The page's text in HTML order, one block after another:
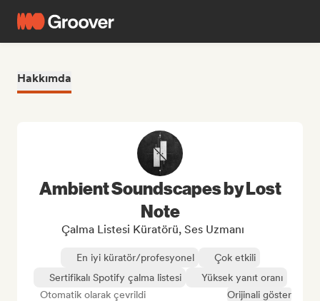
Hakkımda
Ambient Soundscapes by Lost
Note
Çalma Listesi Küratörü, Ses Uzmanı
En iyi küratör/profesyonel
Çok etkili
Sertifikalı Spotify çalma listesi
Yüksek yanıt oranı
Otomatik olarak çevrildi
Orijinali göster